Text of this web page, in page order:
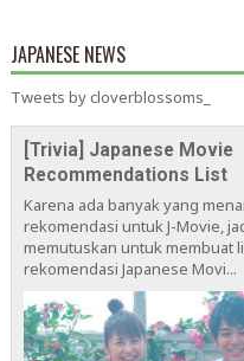
JAPANESE NEWS
Tweets by cloverblossoms_
[Trivia] Japanese Movie
Recommendations List
Karena ada banyak yang
rekomendasi untuk J-Movie,
memutuskan untuk membuat
rekomendasi Japanese Movi...